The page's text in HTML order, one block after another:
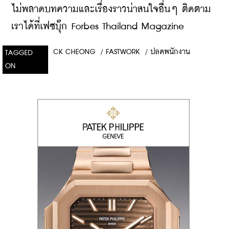
ไม่พลาดบทความและเรื่องราวน่าสนใจอื่นๆ ติดตาม
เราได้ที่เฟซบุ๊ก Forbes Thailand Magazine
TAGGED
ON
CK CHEONG / FASTWORK / ปลดพนักงาน